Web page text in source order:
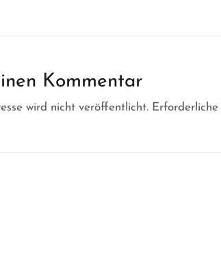
Kommentar
wird nicht veröffentlicht.